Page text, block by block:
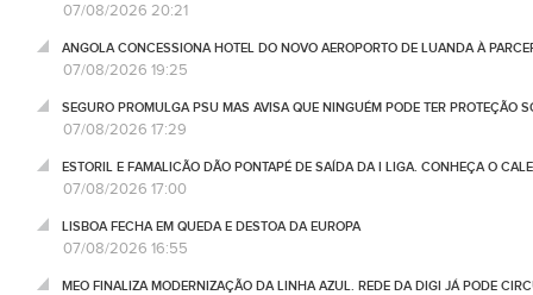
07/08/2026 20:21
ANGOLA CONCESSIONA HOTEL DO NOVO AEROPORTO DE LUANDA À
07/08/2026 19:25
SEGURO PROMULGA PSU MAS AVISA QUE NINGUÉM PODE TER PROTEÇÃO
07/08/2026 17:29
ESTORIL E FAMALICÃO DÃO PONTAPÉ DE SAÍDA DA I LIGA. CONHEÇA O
07/08/2026 17:00
LISBOA FECHA EM QUEDA E DESTOA DA EUROPA
07/08/2026 16:55
MEO FINALIZA MODERNIZAÇÃO DA LINHA AZUL. REDE DA DIGI JÁ PODE